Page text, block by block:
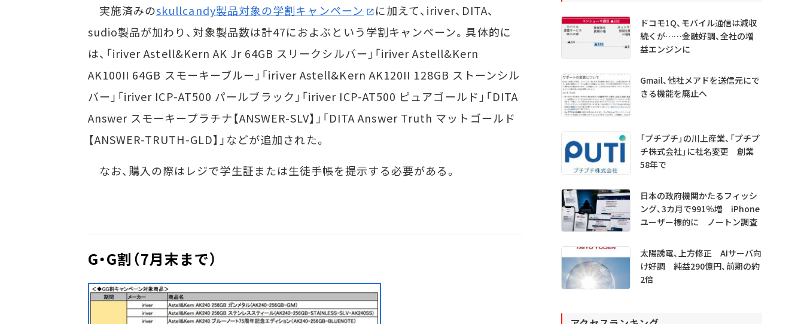
実施済みのskullcandy製品対象の学割キャンペーン
に加えて、iriver、DITA、
sudio製品が加わり、対象製品数は計47におよぶという学割キャンペーン。具体的に
は、「iriver Astell&Kern AK Jr 64GB スリークシルバー」「iriver Astell&Kern
AK100II 64GB スモーキーブルー」「iriver Astell&Kern AK120II 128GB ストーンシル
バー」「iriver ICP-AT500 パールブラック」「iriver ICP-AT500 ピュアゴールド」「DITA
Answer スモーキープラチナ【ANSWER-SLV】」「DITA Answer Truth マットゴールド
【ANSWER-TRUTH-GLD】」などが追加された。
なお、購入の際はレジで学生証または生徒手帳を提示する必要がある。
G・G割（7月末まで）
ドコモ1Q、モバイル通信は減収
続くが……金融好調、全社の増
益エンジンに
Gmail、他社メアドを送信元にで
きる機能を廃止へ
「プチプチ」の川上産業、「プチプ
チ株式会社」に社名変更 創業
58年で
日本の政府機関かたるフィッシ
ング、3カ月で991％増 iPhone
ユーザー標的に ノートン調査
太陽誘電、上方修正 AIサーバ向
け好調 純益290億円、前期の約
2倍